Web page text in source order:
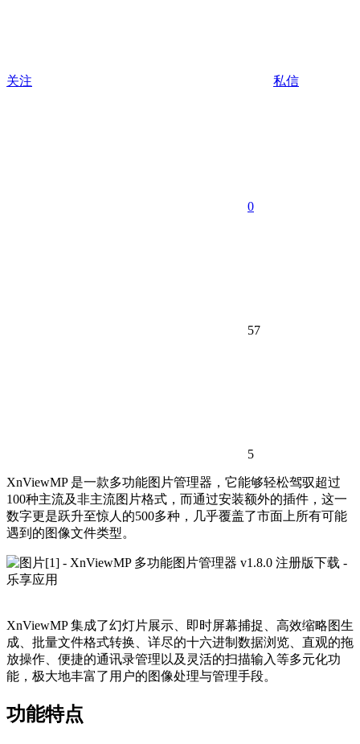
关注 私信
0
57
5
XnViewMP 是一款多功能图片管理器，它能够轻松驾驭超过
100种主流及非主流图片格式，而通过安装额外的插件，这一
数字更是跃升至惊人的500多种，几乎覆盖了市面上所有可能
遇到的图像文件类型。
XnViewMP 集成了幻灯片展示、即时屏幕捕捉、高效缩略图生
成、批量文件格式转换、详尽的十六进制数据浏览、直观的拖
放操作、便捷的通讯录管理以及灵活的扫描输入等多元化功
能，极大地丰富了用户的图像处理与管理手段。
功能特点